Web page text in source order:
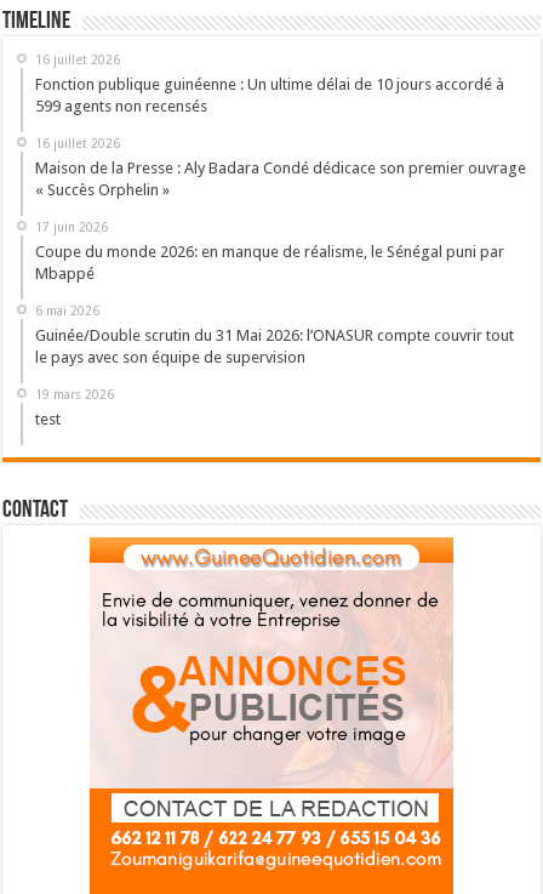
Timeline
16 juillet 2026
Fonction publique guinéenne : Un ultime délai de 10 jours accordé à
599 agents non recensés
16 juillet 2026
Maison de la Presse : Aly Badara Condé dédicace son premier ouvrage
« Succès Orphelin »
17 juin 2026
Coupe du monde 2026: en manque de réalisme, le Sénégal puni par
Mbappé
6 mai 2026
Guinée/Double scrutin du 31 Mai 2026: l’ONASUR compte couvrir tout
le pays avec son équipe de supervision
19 mars 2026
test
Contact